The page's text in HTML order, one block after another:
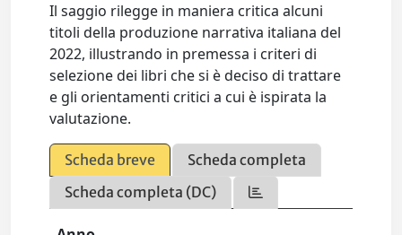
Il saggio rilegge in maniera critica alcuni
titoli della produzione narrativa italiana del
2022, illustrando in premessa i criteri di
selezione dei libri che si è deciso di trattare
e gli orientamenti critici a cui è ispirata la
valutazione.
Scheda breve
Scheda completa
Scheda completa (DC)